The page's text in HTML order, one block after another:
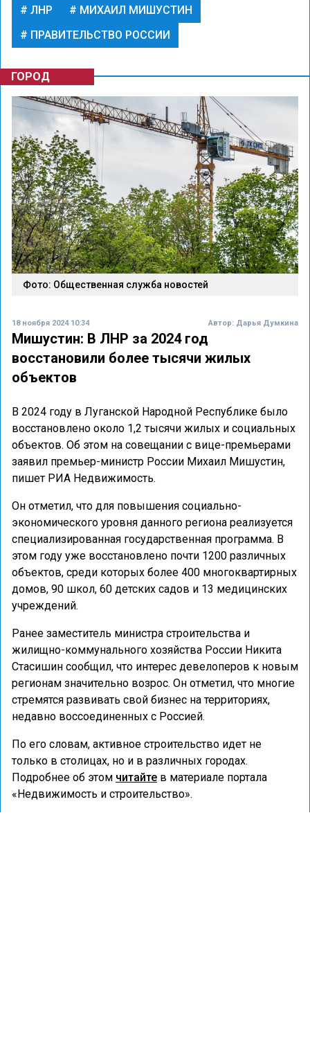
ЛНР
МИХАИЛ МИШУСТИН
ПРАВИТЕЛЬСТВО РОССИИ
ГОРОД
Фото: Общественная служба новостей
18 ноября 2024 10:34 Автор: Дарья Думкина
Мишустин: В ЛНР за 2024 год
восстановили более тысячи жилых
объектов
В 2024 году в Луганской Народной Республике было
восстановлено около 1,2 тысячи жилых и социальных
объектов. Об этом на совещании с вице-премьерами
заявил премьер-министр России Михаил Мишустин,
пишет РИА Недвижимость.
Он отметил, что для повышения социально-
экономического уровня данного региона реализуется
специализированная государственная программа. В
этом году уже восстановлено почти 1200 различных
объектов, среди которых более 400 многоквартирных
домов, 90 школ, 60 детских садов и 13 медицинских
учреждений.
Ранее заместитель министра строительства и
жилищно-коммунального хозяйства России Никита
Стасишин сообщил, что интерес девелоперов к новым
регионам значительно возрос. Он отметил, что многие
стремятся развивать свой бизнес на территориях,
недавно воссоединенных с Россией.
По его словам, активное строительство идет не
только в столицах, но и в различных городах.
Подробнее об этом читайте в материале портала
«Недвижимость и строительство».